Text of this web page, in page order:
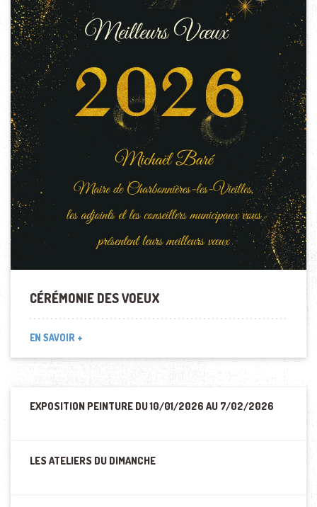
CÉRÉMONIE DES VOEUX
EN SAVOIR +
EXPOSITION PEINTURE DU 10/01/2026 AU 7/02/2026
LES ATELIERS DU DIMANCHE